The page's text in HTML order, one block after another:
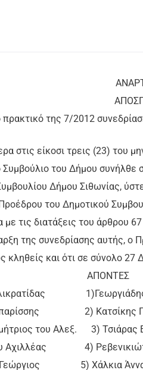
της 7/2012
στις είκοσι τρεις (23) του
Συμβούλιο του Δήμου συνήλθε
Δήμου Σιθωνίας,
του Δημοτικού
με τις διατάξεις του άρθρου
της συνεδρίασης αυτής, ο
κληθείς και ότι σε σύνολο
ΑΠΟΝΤΕΣ
1)Γεωργιάδης
2) Κατσίκης
του Αλεξ. 3) Τσιάρας
Αχιλλέας 4)
Γεώργιος 5) Χάλκια